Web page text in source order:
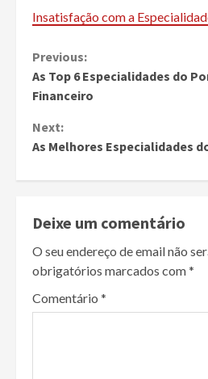
Insatisfação com a
Continue
Reading
Previous:
As Top 6 Especialidades do
Financeiro
Next:
As Melhores Especialidades
Deixe um comentário
O seu endereço de email não
obrigatórios marcados com*
Comentário *